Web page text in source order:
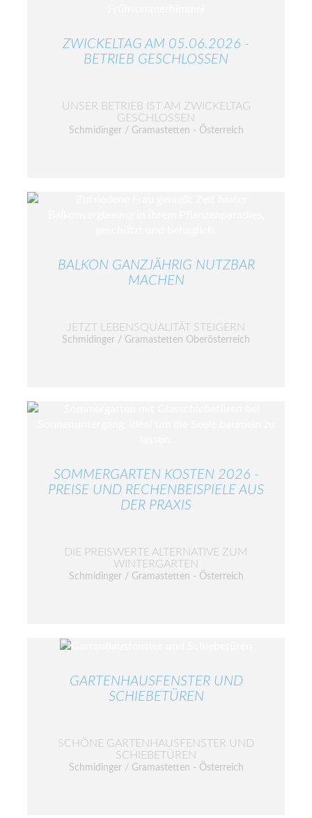
ZWICKELTAG AM 05.06.2026 -
BETRIEB GESCHLOSSEN
UNSER BETRIEB IST AM ZWICKELTAG
GESCHLOSSEN
Schmidinger / Gramastetten - Österreich
BALKON GANZJÄHRIG NUTZBAR
MACHEN
JETZT LEBENSQUALITÄT STEIGERN
Schmidinger / Gramastetten Oberösterreich
SOMMERGARTEN KOSTEN 2026 -
PREISE UND RECHENBEISPIELE AUS
DER PRAXIS
DIE PREISWERTE ALTERNATIVE ZUM
WINTERGARTEN
Schmidinger / Gramastetten - Österreich
GARTENHAUSFENSTER UND
SCHIEBETÜREN
SCHÖNE GARTENHAUSFENSTER UND
SCHIEBETÜREN
Schmidinger / Gramastetten - Österreich